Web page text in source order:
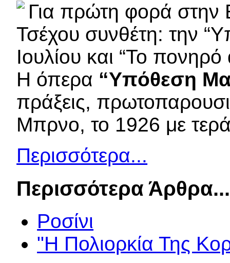
Για πρώτη φορά στην
Τσέχου συνθέτη: την
Ιουλίου και “Το πονηρό
Η όπερα “Υπόθεση
πράξεις,
Μπρνο, το 1926 με
Περισσότερα...
Περισσότερα Άρθρα...
Ροσίνι
"Η Πολιορκία Της